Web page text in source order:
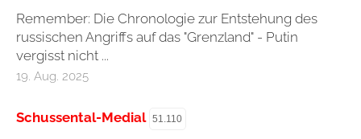
Remember: Die Chronologie zur Entstehung des
russischen Angriffs auf das "Grenzland" - Putin
vergisst nicht ...
19. Aug. 2025
Schussental-Medial 51.110